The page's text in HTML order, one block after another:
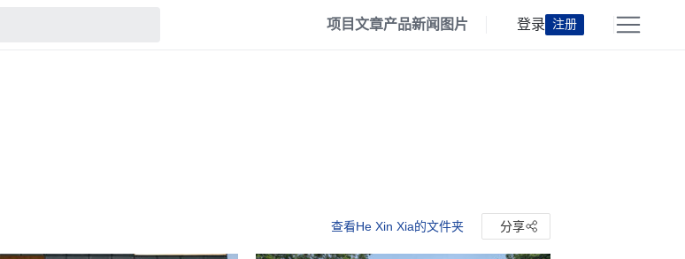
项目文章产品新闻 图片 登录 注册
查看He Xin Xia的文件夹 分享